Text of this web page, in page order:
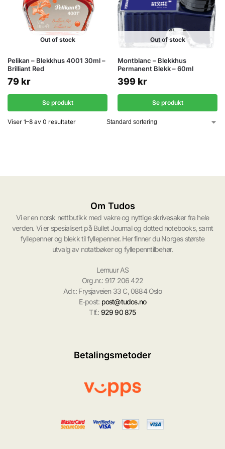
Out of stock
Pelikan – Blekkhus 4001 30ml –
Brilliant Red
79 kr
Se produkt
Out of stock
Montblanc – Blekkhus
Permanent Blekk – 60ml
399 kr
Se produkt
Viser 1–8 av 0 resultater
Om Tudos
Vi er en norsk nettbutikk med vakre og nyttige skrivesaker fra hele
verden. Vi er spesialisert på Bullet Journal og dotted notebooks, samt
fyllepenner og blekk til fyllepenner. Her finner du Norges største
utvalg av notatbøker og fyllepenntilbehør.
Lemuur AS
Org.nr.: 917 206 422
Adr.: Frysjaveien 33 C, 0884 Oslo
E-post: post@tudos.no
Tlf.: 929 90 875
Betalingsmetoder